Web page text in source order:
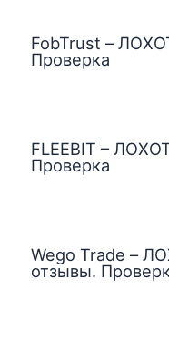
FobTrust –
Проверка
FLEEBIT –
Проверка
Wego Trade –
отзывы.